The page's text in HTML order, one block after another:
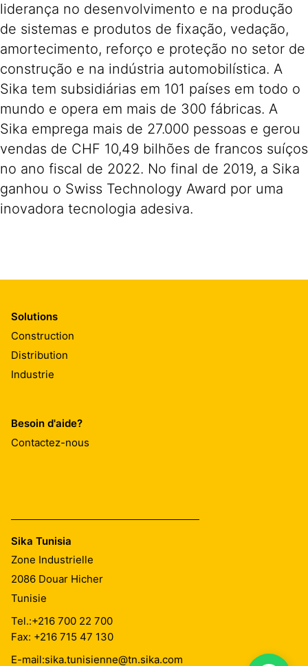
liderança no desenvolvimento e na produção
de sistemas e produtos de fixação, vedação,
amortecimento, reforço e proteção no setor de
construção e na indústria automobilística. A
Sika tem subsidiárias em 101 países em todo o
mundo e opera em mais de 300 fábricas. A
Sika emprega mais de 27.000 pessoas e gerou
vendas de CHF 10,49 bilhões de francos suíços
no ano fiscal de 2022. No final de 2019, a Sika
ganhou o Swiss Technology Award por uma
inovadora tecnologia adesiva.
Solutions
Construction
Distribution
Industrie
Besoin d'aide?
Contactez-nous
Sika Tunisia
Zone Industrielle
2086 Douar Hicher
Tunisie
Tel.:+216 700 22 700
Fax: +216 715 47 130
E-mail:sika.tunisienne@tn.sika.com